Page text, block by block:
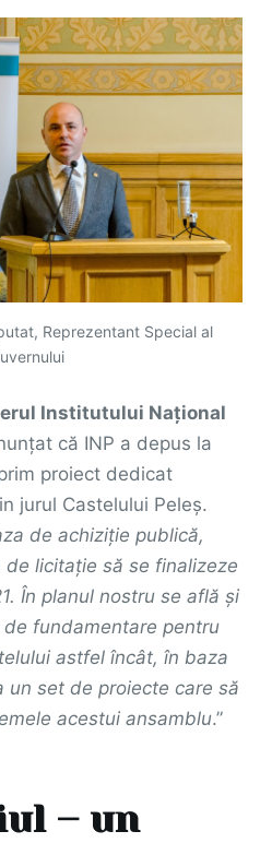
Reprezentant Special al
Institutului Național
că INP a depus la
proiect dedicat
jurul Castelului Peleș.
de achiziție publică,
licitație să se finalizeze
În planul nostru se află și
fundamentare pentru
astfel încât, în baza
un set de proiecte care să
acestui ansamblu.”
– un